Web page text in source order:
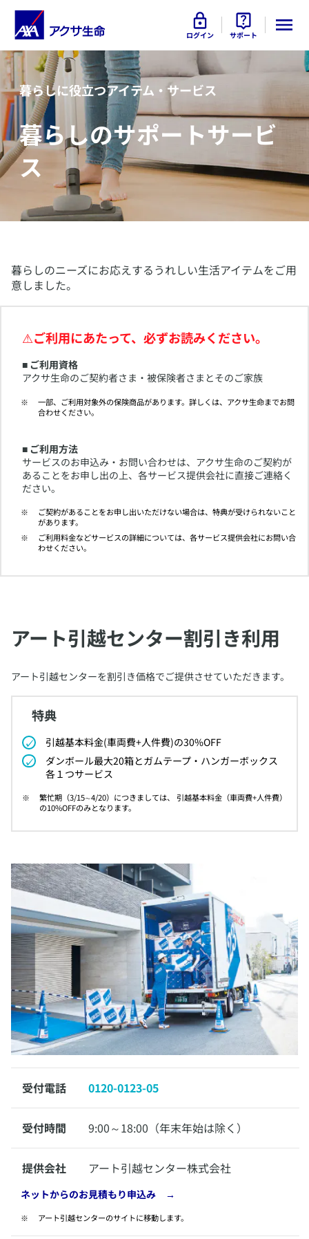
ログイン サポート
暮らしに役立つアイテム・サービス
暮らしのサポートサービ
ス
​暮らしのニーズにお応えするうれしい生活アイテムをご用
意しました。
⚠ご利用にあたって、必ずお読みください。
■ ご利用資格
アクサ生命のご契約者さま・被保険者さまとそのご家族
​一部、ご利用対象外の保険商品があります。詳しくは、アクサ生命までお問
合わせください。
■ ご利用方法
サービスのお申込み・お問い合わせは、アクサ生命のご契約が
あることをお申し出の上、各サービス提供会社に直接ご連絡く
ださい。
​ご契約があることをお申し出いただけない場合は、特典が受けられないこと
があります。
​ご利用料金などサービスの詳細については、各サービス提供会社にお問い合
わせください。
アート引越センター割引き利用
​アート引越センターを割引き価格でご提供させていただきます。
特典
​引越基本料金(車両費+人件費)の30%OFF
​ダンボール最大20箱とガムテープ・ハンガーボックス
各１つサービス
​繁忙期（3/15∼4/20）につきましては、 引越基本料金（車両費+人件費）
の10%OFFのみとなります。
受付電話 0120-0123-05
受付時間 9:00～18:00（年末年始は除く）
提供会社 アート引越センター株式会社
​ネットからのお見積もり申込み →
​アート引越センターのサイトに移動します。